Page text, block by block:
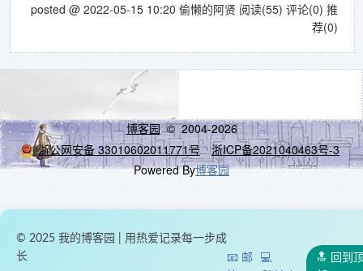
posted @ 2022-05-15 10:20 偷懒的阿贤 阅读(55) 评论(0) 推
荐(0)
博客园© 2004-2026
浙公网安备 33010602011771号
浙ICP备2021040463号-3
Powered By博客园
© 2025 我的博客园 | 用热爱记录每一步成
长
📧 邮
💻
🔝 回到